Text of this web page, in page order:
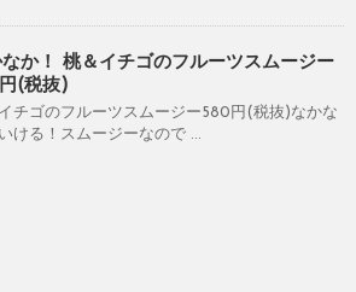
か！ 桃＆イチゴのフルーツスムージー
(税抜)
チゴのフルーツスムージー580円(税抜)なかな
ける！スムージーなので ...